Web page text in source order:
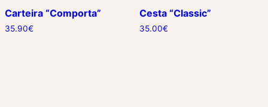
Carteira “Comporta”
35.90€
Cesta “Classic”
35.00€